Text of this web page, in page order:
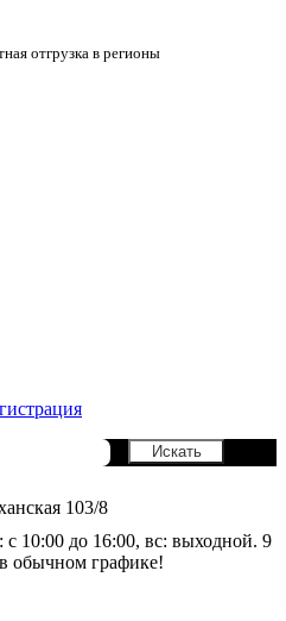
отгрузка в регионы
103/8
с 10:00 до 16:00, вс: выходной. 9
обычном графике!